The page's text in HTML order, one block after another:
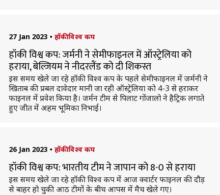
27 Jan 2023 • हॉकी विश्व कप
हॉकी विश्व कप: जर्मनी ने सेमीफाइनल में ऑस्ट्रेलिया को
हराया, बेल्जियम ने नीदरलैंड को दी शिकस्त
इस समय खेले जा रहे हॉकी विश्व कप के पहले सेमीफाइनल में जर्मनी ने
खिताब की प्रबल दावेदार मानी जा रही ऑस्ट्रेलिया को 4-3 से हराकर
फाइनल में प्रवेश किया है। जर्मन टीम से पिलाट गोंजालो ने हैट्रिक लगाते
हुए जीत में अहम भूमिका निभाई।
26 Jan 2023 • हॉकी विश्व कप
हॉकी विश्व कप: भारतीय टीम ने जापान को 8-0 से हराया
इस समय खेले जा रहे हॉकी विश्व कप में आज क्वार्टर फाइनल की दौड़
से बाहर हो चुकी आठ टीमों के बीच आपस में मैच खेले गए।